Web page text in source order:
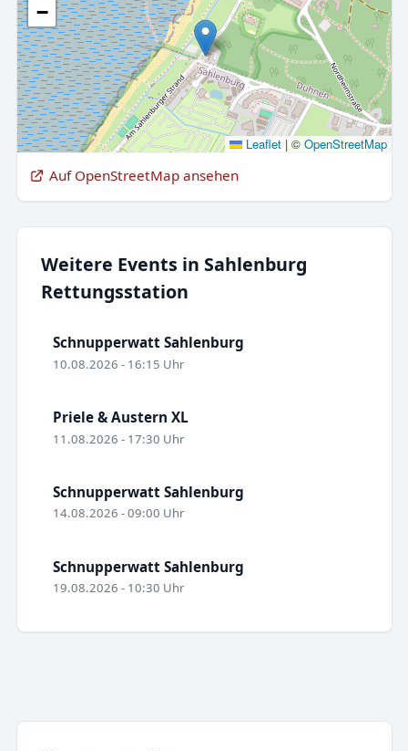
−
Leaflet |© OpenStreetMap
Auf OpenStreetMap ansehen
Weitere Events in Sahlenburg
Rettungsstation
Schnupperwatt Sahlenburg
10.08.2026 - 16:15 Uhr
Priele & Austern XL
11.08.2026 - 17:30 Uhr
Schnupperwatt Sahlenburg
14.08.2026 - 09:00 Uhr
Schnupperwatt Sahlenburg
19.08.2026 - 10:30 Uhr